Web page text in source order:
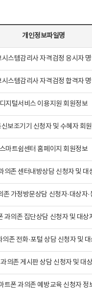
개인정보파일명
시스템감리사 자격검정 응시자
시스템감리사 자격검정 합격자
디지털서비스 이용지원 회원정보
보조기기 신청자 및 수혜자 회원
스마트쉼센터 홈페이지 회원정보
의존 센터내방상담 신청자 및 대
존 가정방문상담 신청자·대상자
과의존 집단상담 신청자 및 대상
의존 전화·포털 상담 신청자 및
의존 게시판 상담 신청자 및 대
트폰 과의존 예방교육 신청자 정